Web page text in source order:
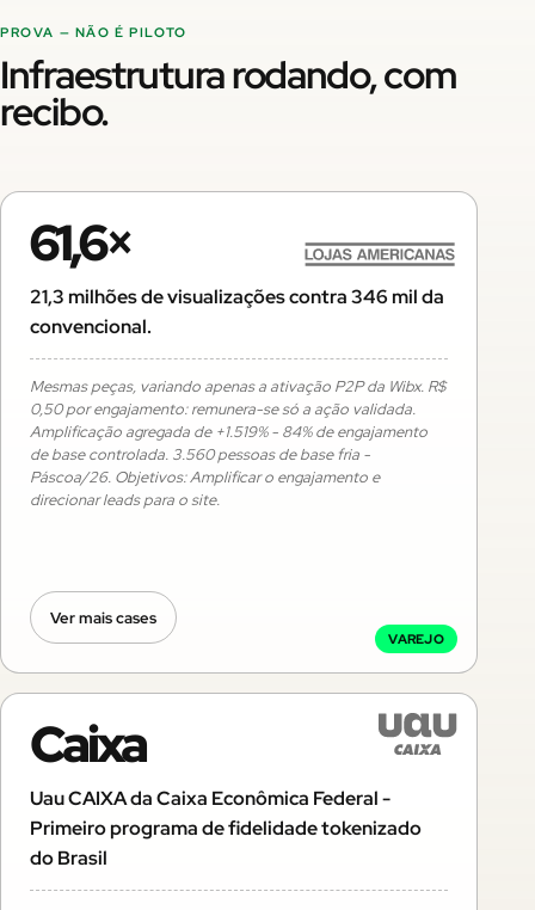
PROVA — NÃO É PILOTO
Infraestrutura rodando, com
recibo.
61,6×
21,3 milhões de visualizações contra 346 mil da
convencional.
Mesmas peças, variando apenas a ativação P2P da Wibx. R$
0,50 por engajamento: remunera-se só a ação validada.
Amplificação agregada de +1.519% - 84% de engajamento
de base controlada. 3.560 pessoas de base fria -
Páscoa/26. Objetivos: Amplificar o engajamento e
direcionar leads para o site.
Ver mais cases
VAREJO
Caixa
Uau CAIXA da Caixa Econômica Federal -
Primeiro programa de fidelidade tokenizado
do Brasil